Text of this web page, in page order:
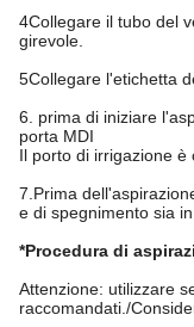
4Collegare il tubo del
girevole.
5Collegare l'etichetta
6. prima di iniziare
porta MDI
Il porto di irrigazione è
7.Prima
e di spegnimento sia in
*Procedura di
Attenzione: utilizzare
raccomandati./